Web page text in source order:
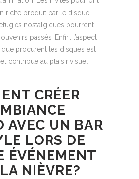
riche produit par le disque
nostalgiques pourront
passés. Enfin, l’aspect
procurent les disques est
contribue au plaisir visuel
CRÉER
AVEC UN BAR
LORS DE
ÉVÉNEMENT
NIÈVRE?